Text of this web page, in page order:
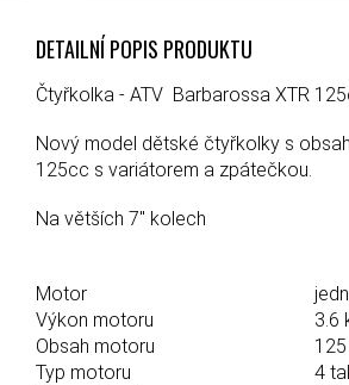
DETAILNÍ POPIS PRODUKTU
Čtyřkolka - ATV Barbarossa XTR
Nový model dětské čtyřkolky s
125cc s variátorem a zpátečkou.
Na větších 7" kolech
Motor
Výkon motoru
3.6
Obsah motoru
Typ motoru
4